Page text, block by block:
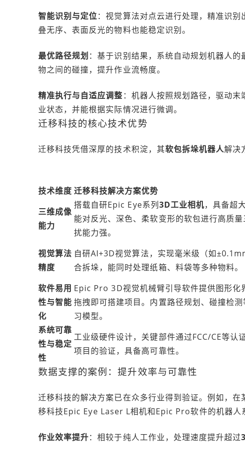
智能识别与定位：视觉算法对点云进行处理，精准识
叠无序、表面反光的物料也能稳定识别。
最优路径规划 ：基于识别结果，系统自动规划机器人
物之间的碰撞，提升作业流畅度。
精准执行与自适应调整 ：机器人按照规划路径，驱动
业状态，并能根据实际情况进行微调。
迁移科技的核心技术优势
迁移科技凭借深厚的技术积淀，其软包拆垛机器人解决
技术维度 迁移科技解决方案优势
三维成像
能力
搭载自研Epic Eye系列3D工业相机，具备超
能对反光、深色、柔软变形的软包进行高质
扰能力强。
视觉算法
精度
自研AI+3D视觉算法，实现毫米级（如
合拆垛，能同时处理纸箱、料袋等多种物料。
软件易用
性与智能
化
Epic Pro 3D视觉机械臂引导软件提供图形化
拖拽即可搭建项目。内置路径规划、碰撞检
习模型。
系统可靠
性与稳定
性
工业级硬件设计，关键部件通过FCC/CE等认
项目的验证，具备高可靠性。
数据支撑的案例：提升效率与可靠性
迁移科技的解决方案已在众多行业得到验证。例如，在
移科技Epic Eye Laser L相机和Epic Pro软件的机器人
作业效率提升：相较于纯人工作业，处理速度提升超过